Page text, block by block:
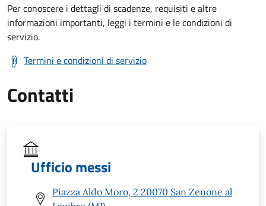
Per conoscere i dettagli di scadenze, requisiti e altre
informazioni importanti, leggi i termini e le condizioni di
servizio.
Termini e condizioni di servizio
Contatti
Ufficio messi
Piazza Aldo Moro, 2 20070 San Zenone al